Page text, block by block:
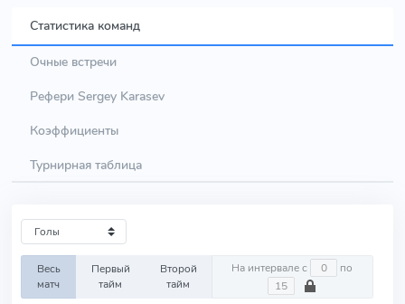
Статистика команд
Очные встречи
Рефери Sergey Karasev
Коэффициенты
Турнирная таблица
Весь
матч
Первый
тайм
Второй
тайм
На интервале с по